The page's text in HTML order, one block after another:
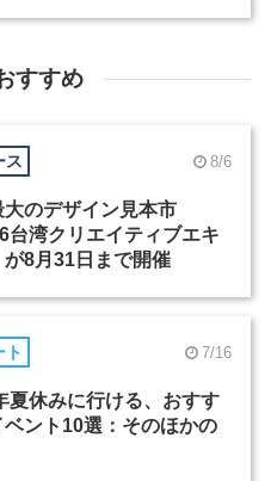
すすめ
ス 8/6
大のデザイン見本市
台湾クリエイティブエキ
が8月31日まで開催
ト 7/16
夏休みに行ける、おすす
ベント10選：そのほかの